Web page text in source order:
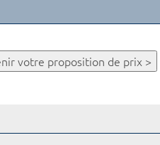
votre proposition de prix >